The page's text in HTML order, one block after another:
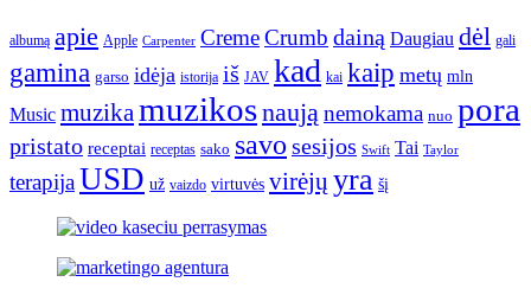
albumą apie Apple Carpenter CremeCrumb dainą Daugiau dėl gali
gamina garso idėja istorija iš JAV kad kai kaip metų mln
Music muzikamuzikosnaująnemokama nuo pora
pristato receptai receptas sako savo sesijos Swift Tai Taylor
terapijaUSD už vaizdo virtuvės virėjų yra šį